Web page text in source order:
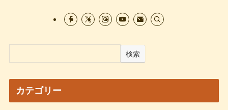
検索
カテゴリー